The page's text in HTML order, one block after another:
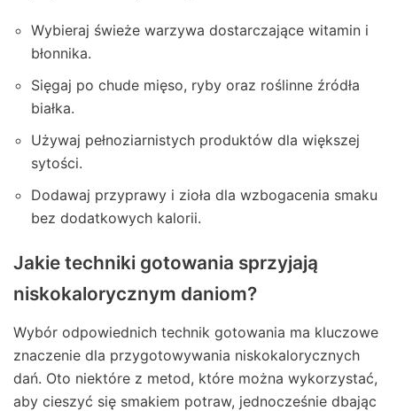
Wybieraj świeże warzywa dostarczające witamin i
błonnika.
Sięgaj po chude mięso, ryby oraz roślinne źródła
białka.
Używaj pełnoziarnistych produktów dla większej
sytości.
Dodawaj przyprawy i zioła dla wzbogacenia smaku
bez dodatkowych kalorii.
Jakie techniki gotowania sprzyjają
niskokalorycznym daniom?
Wybór odpowiednich technik gotowania ma kluczowe
znaczenie dla przygotowywania niskokalorycznych
dań. Oto niektóre z metod, które można wykorzystać,
aby cieszyć się smakiem potraw, jednocześnie dbając